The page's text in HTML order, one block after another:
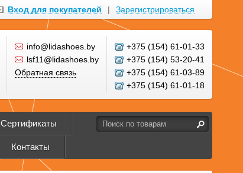
Вход для покупателей | Зарегистрироваться
info@lidashoes.by
lsf11@lidashoes.by
Обратная связь
+375 (154) 61-01-33
+375 (154) 53-20-41
+375 (154) 61-03-89
+375 (154) 61-01-18
Сертификаты
Контакты